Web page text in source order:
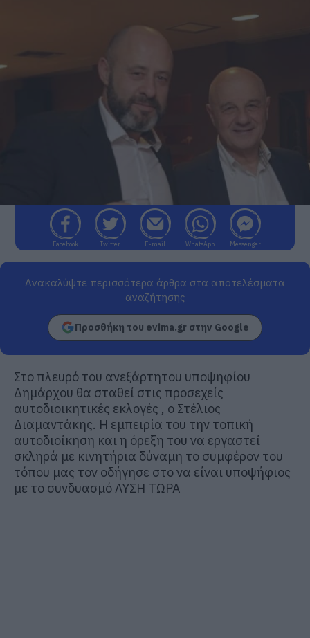
Facebook Twitter E-mail WhatsApp Messenger
Ανακαλύψτε περισσότερα άρθρα στα αποτελέσματα
αναζήτησης
Προσθήκη του evima.gr στην Google
Στο πλευρό του ανεξάρτητου υποψηφίου
Δημάρχου θα σταθεί στις προσεχείς
αυτοδιοικητικές εκλογές , ο Στέλιος
Διαμαντάκης. Η εμπειρία του την τοπική
αυτοδιοίκηση και η όρεξη του να εργαστεί
σκληρά με κινητήρια δύναμη το συμφέρον του
τόπου μας τον οδήγησε στο να είναι υποψήφιος
με το συνδυασμό ΛΥΣΗ ΤΩΡΑ